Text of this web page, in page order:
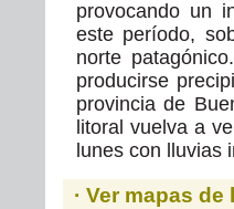
provocando un
este período,
norte
producirse
provincia de
litoral vuelva a
lunes con lluvias
· Ver mapas